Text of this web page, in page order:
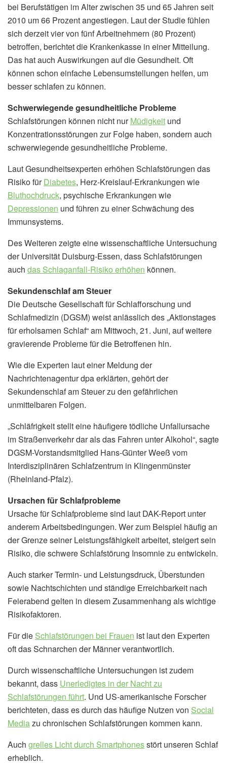
bei Berufstätigen im Alter zwischen 35 und 65 Jahren seit
2010 um 66 Prozent angestiegen. Laut der Studie fühlen
sich derzeit vier von fünf Arbeitnehmern (80 Prozent)
betroffen, berichtet die Krankenkasse in einer Mitteilung.
Das hat auch Auswirkungen auf die Gesundheit. Oft
können schon einfache Lebensumstellungen helfen, um
besser schlafen zu können.
Schwerwiegende gesundheitliche Probleme
Schlafstörungen können nicht nurMüdigkeit und
Konzentrationsstörungen zur Folge haben, sondern auch
schwerwiegende gesundheitliche Probleme.
Laut Gesundheitsexperten erhöhen Schlafstörungen das
Risiko fürDiabetes, Herz-Kreislauf-Erkrankungen wie
Bluthochdruck, psychische Erkrankungen wie
Depressionen und führen zu einer Schwächung des
Immunsystems.
Des Weiteren zeigte eine wissenschaftliche Untersuchung
der Universität Duisburg-Essen, dass Schlafstörungen
auch das Schlaganfall-Risiko erhöhen können.
Sekundenschlaf am Steuer
Die Deutsche Gesellschaft für Schlafforschung und
Schlafmedizin (DGSM) weist anlässlich des „Aktionstages
für erholsamen Schlaf“ am Mittwoch, 21. Juni, auf weitere
gravierende Probleme für die Betroffenen hin.
Wie die Experten laut einer Meldung der
Nachrichtenagentur dpa erklärten, gehört der
Sekundenschlaf am Steuer zu den gefährlichen
unmittelbaren Folgen.
„Schläfrigkeit stellt eine häufigere tödliche Unfallursache
im Straßenverkehr dar als das Fahren unter Alkohol“, sagte
DGSM-Vorstandsmitglied Hans-Günter Weeß vom
Interdisziplinären Schlafzentrum in Klingenmünster
(Rheinland-Pfalz).
Ursachen für Schlafprobleme
Ursache für Schlafprobleme sind laut DAK-Report unter
anderem Arbeitsbedingungen. Wer zum Beispiel häufig an
der Grenze seiner Leistungsfähigkeit arbeitet, steigert sein
Risiko, die schwere Schlafstörung Insomnie zu entwickeln.
Auch starker Termin- und Leistungsdruck, Überstunden
sowie Nachtschichten und ständige Erreichbarkeit nach
Feierabend gelten in diesem Zusammenhang als wichtige
Risikofaktoren.
Für die Schlafstörungen bei Frauen ist laut den Experten
oft das Schnarchen der Männer verantwortlich.
Durch wissenschaftliche Untersuchungen ist zudem
bekannt, dass Unerledigtes in der Nacht zu
Schlafstörungen führt. Und US-amerikanische Forscher
berichteten, dass es durch das häufige Nutzen von Social
Mediazu chronischen Schlafstörungen kommen kann.
Auch grelles Licht durch Smartphonesstört unseren Schlaf
erheblich.